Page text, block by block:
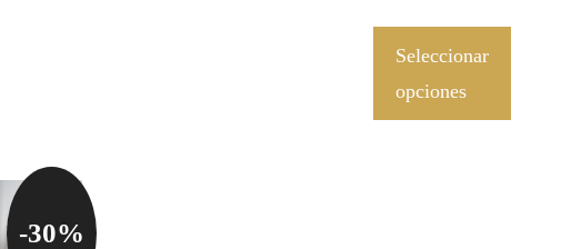
Seleccionar
opciones
-30%